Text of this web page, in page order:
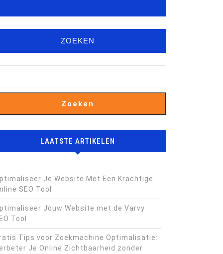
ZOEKEN
Zoeken
LAATSTE ARTIKELEN
Je Website Met Een Krachtige
SEO Tool
Jouw Website met de Varvy
Tool
Tips voor Zoekmachine Optimalisatie:
Je Online Zichtbaarheid zonder